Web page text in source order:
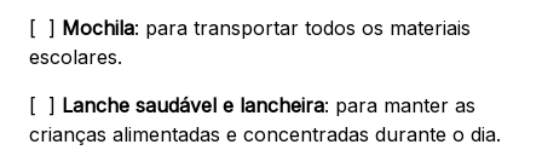
[ ] Mochila: para transportar todos os materiais
escolares.
[ ] Lanche saudável e lancheira: para manter as
crianças alimentadas e concentradas durante o dia.